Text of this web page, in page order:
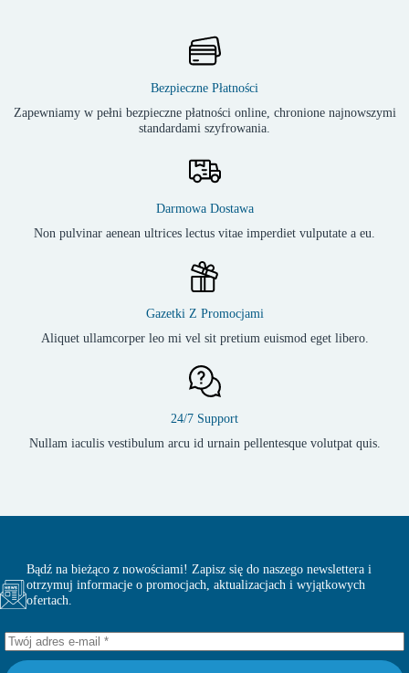
Bezpieczne Płatności
Zapewniamy w pełni bezpieczne płatności online, chronione najnowszymi
standardami szyfrowania.
Darmowa Dostawa
Non pulvinar aenean ultrices lectus vitae imperdiet vulputate a eu.
Gazetki Z Promocjami
Aliquet ullamcorper leo mi vel sit pretium euismod eget libero.
24/7 Support
Nullam iaculis vestibulum arcu id urnain pellentesque volutpat quis.
Bądź na bieżąco z nowościami! Zapisz się do naszego newslettera i
otrzymuj informacje o promocjach, aktualizacjach i wyjątkowych
ofertach.